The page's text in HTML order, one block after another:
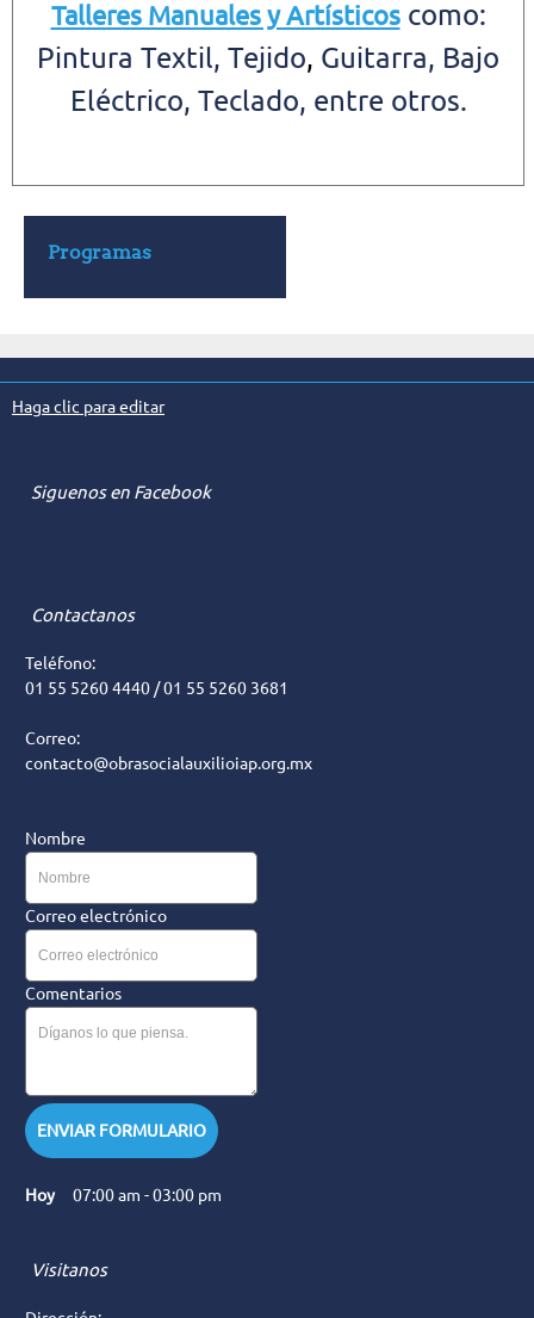
Programas
Talleres Manuales y Artísticos como:
Pintura Textil, Tejido, Guitarra, Bajo
Eléctrico, Teclado, entre otros.
Haga clic para editar
Siguenos en Facebook
Contactanos
Teléfono:
01 55 5260 4440 / 01 55 5260 3681
Correo:
contacto@obrasocialauxilioiap.org.mx
Nombre
Correo electrónico
Comentarios
ENVIAR FORMULARIO
Hoy 07:00 am -03:00 pm
Visitanos